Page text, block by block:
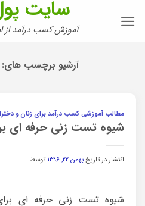
سایت
آموزش کسب درآمد از
آرشیو برچسب
مطالب آموزشی کسب درآمد برای زنان و
شیوه تست زنی حرفه ای
انتشار در تاریخبهمن ۲۲, ۱۳۹۶ توسط
شیوه تست زنی حرفه ای